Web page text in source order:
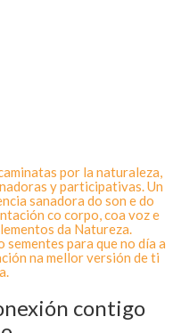
por la naturaleza,
y participativas. Un
sanadora do son e do
co corpo, coa voz e
da Natureza.
para que no día a
na mellor versión de ti
contigo